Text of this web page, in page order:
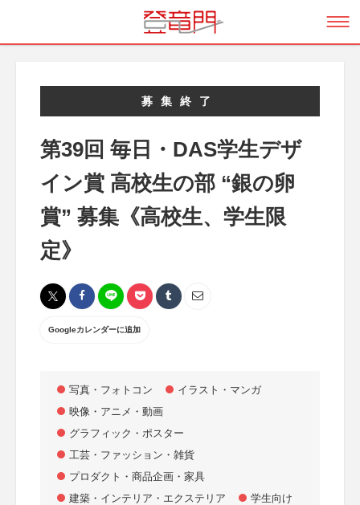
募集終了
第39回 毎日・DAS学生デザ
イン賞 高校生の部 “銀の卵
賞” 募集《高校生、学生限
定》
Googleカレンダーに追加
写真・フォトコン
イラスト・マンガ
映像・アニメ・動画
グラフィック・ポスター
工芸・ファッション・雑貨
プロダクト・商品企画・家具
建築・インテリア・エクステリア
学生向け